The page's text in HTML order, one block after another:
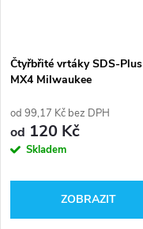
Čtyřbřité vrtáky SDS-Plus
MX4 Milwaukee
od 99,17 Kč bez DPH
od 120 Kč
Skladem
ZOBRAZIT